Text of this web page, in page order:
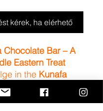
kérek, ha elérhető
Chocolate Bar – A
Eastern Treat
in the Kunafa
Bar
, where golden
rich chocolate
PRODUCT INFO